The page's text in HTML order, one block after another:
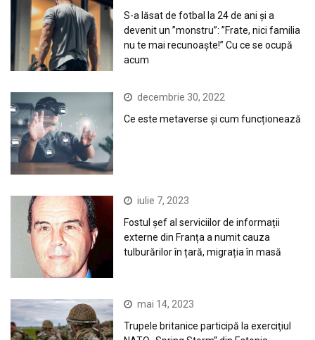
S-a lăsat de fotbal la 24 de ani și a
devenit un ”monstru”: ”Frate, nici familia
nu te mai recunoaște!” Cu ce se ocupă
acum
decembrie 30, 2022
Ce este metaverse și cum funcționează
iulie 7, 2023
Fostul șef al serviciilor de informații
externe din Franța a numit cauza
tulburărilor în țară, migrația în masă
mai 14, 2023
Trupele britanice participă la exerciţiul